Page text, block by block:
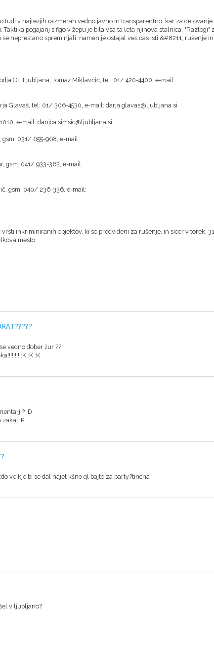
tudi v najtežjih razmerah vedno javno in transparentno, kar za delovanje
pogajanj s figo v žepu je bila vsa ta leta njihova stalnica. "Razlogi"
neprestano spreminjali, namen je ostajal ves čas isti &#8211; rušenje in
OE Ljubljana, Tomaž Miklavčič, tel: 01/ 420-4400, e-mail:
Glavaš, tel: 01/ 306-4530, e-mail: darja.glavas@ljubljana.si
e-mail: danica.simsic@ljubljana.si
gsm: 031/ 655-968, e-mail:
gsm: 041/ 933-362, e-mail:
gsm: 040/ 236-336, e-mail:
inkriminiranih objektov, ki so predvideni za rušenje, in sicer v torek, 31.
mesto.
vedno dober žur ??
:K :K :K
:D
zakaj :P
ve kje bi se dal najet kšno ql bajto za party?tincha
v ljubljano?